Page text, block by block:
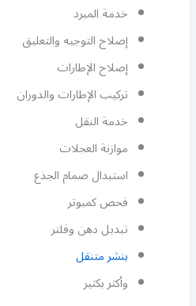
خدمة المبرد
إصلاح التوجيه والتعليق
إصلاح الإطارات
تركيب الإطارات والدوران
خدمة النقل
موازنة العجلات
استبدال صمام الجذع
فحص كمبوتر
تبديل دهن وفلتر
بنشر متنقل
وأكثر بكثير